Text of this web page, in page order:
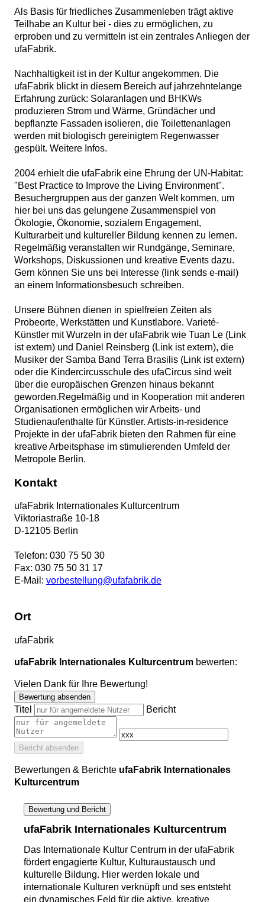
Als Basis für friedliches Zusammenleben trägt aktive
Teilhabe an Kultur bei - dies zu ermöglichen, zu
erproben und zu vermitteln ist ein zentrales Anliegen der
ufaFabrik.
Nachhaltigkeit ist in der Kultur angekommen. Die
ufaFabrik blickt in diesem Bereich auf jahrzehntelange
Erfahrung zurück: Solaranlagen und BHKWs
produzieren Strom und Wärme, Gründächer und
bepflanzte Fassaden isolieren, die Toilettenanlagen
werden mit biologisch gereinigtem Regenwasser
gespült. Weitere Infos.
2004 erhielt die ufaFabrik eine Ehrung der UN-Habitat:
"Best Practice to Improve the Living Environment".
Besuchergruppen aus der ganzen Welt kommen, um
hier bei uns das gelungene Zusammenspiel von
Ökologie, Ökonomie, sozialem Engagement,
Kulturarbeit und kultureller Bildung kennen zu lernen.
Regelmäßig veranstalten wir Rundgänge, Seminare,
Workshops, Diskussionen und kreative Events dazu.
Gern können Sie uns bei Interesse (link sends e-mail)
an einem Informationsbesuch schreiben.
Unsere Bühnen dienen in spielfreien Zeiten als
Probeorte, Werkstätten und Kunstlabore. Varieté-
Künstler mit Wurzeln in der ufaFabrik wie Tuan Le (Link
ist extern) und Daniel Reinsberg (Link ist extern), die
Musiker der Samba Band Terra Brasilis (Link ist extern)
oder die Kindercircusschule des ufaCircus sind weit
über die europäischen Grenzen hinaus bekannt
geworden.Regelmäßig und in Kooperation mit anderen
Organisationen ermöglichen wir Arbeits- und
Studienaufenthalte für Künstler. Artists-in-residence
Projekte in der ufaFabrik bieten den Rahmen für eine
kreative Arbeitsphase im stimulierenden Umfeld der
Metropole Berlin.
Kontakt
ufaFabrik Internationales Kulturcentrum
Viktoriastraße 10-18
D-12105 Berlin
Telefon: 030 75 50 30
Fax: 030 75 50 31 17
E-Mail: vorbestellung@ufafabrik.de
Ort
ufaFabrik
ufaFabrik Internationales Kulturcentrum bewerten:
Vielen Dank für Ihre Bewertung!
Bewertung absenden
Titel Bericht
Bericht absenden
Bewertungen & Berichte ufaFabrik Internationales
Kulturcentrum
Bewertung und Bericht
ufaFabrik Internationales Kulturcentrum
Das Internationale Kultur Centrum in der ufaFabrik
fördert engagierte Kultur, Kulturaustausch und
kulturelle Bildung. Hier werden lokale und
internationale Kulturen verknüpft und ses entsteht
ein dynamisches Feld für die aktive, kreative